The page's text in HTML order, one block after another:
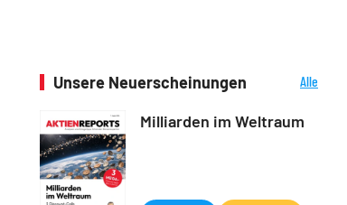
Unsere Neuerscheinungen
Alle
Milliarden im Weltraum